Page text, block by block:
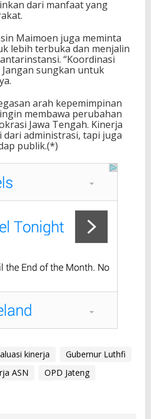
dari manfaat yang
Maimoen juga meminta
lebih terbuka dan menjalin
“Koordinasi
sungkan untuk
arah kepemimpinan
membawa perubahan
Jawa Tengah. Kinerja
dari administrasi, tapi juga
publik.(*)
kinerja
Gubernur Luthfi
ASN
OPD Jateng